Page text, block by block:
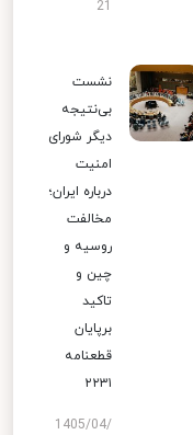
نشست
بی‌نتیجه
دیگر شورای
امنیت
درباره ایران؛
مخالفت
روسیه و
چین و
تاکید
برپایان
قطعنامه
۲۲۳۱
1405/04/